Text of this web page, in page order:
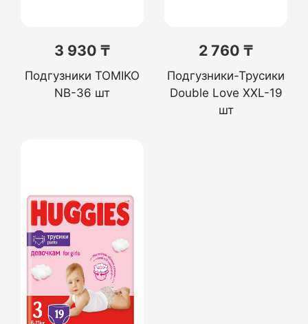
3 930 ₸
Подгузники TOMIKO
NB-36 шт
2 760 ₸
Подгузники-Трусики
Double Love XXL-19
шт